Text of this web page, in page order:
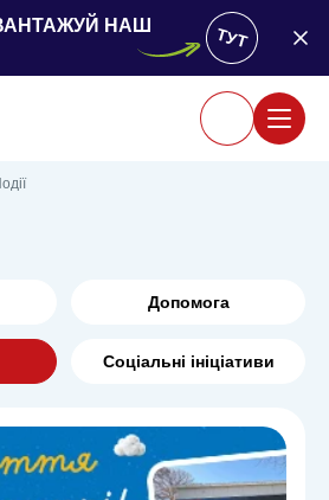
НАШ
ТУТ
Допомога
Соціальні ініціативи